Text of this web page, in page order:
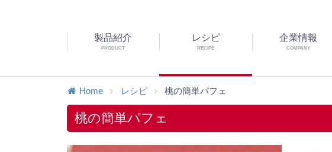
製品紹介
PRODUCT
レシピ
RECIPE
企業情報
COMPANY
Home レシピ 桃の簡単パフェ
桃の簡単パフェ